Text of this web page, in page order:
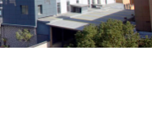
服务支持